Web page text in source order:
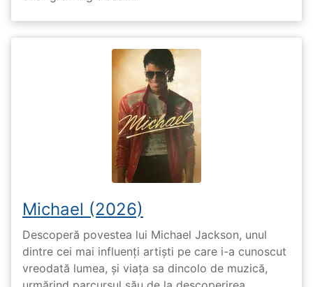
Michael (2026)
Descoperă povestea lui Michael Jackson, unul
dintre cei mai influenți artiști pe care i-a cunoscut
vreodată lumea, și viața sa dincolo de muzică,